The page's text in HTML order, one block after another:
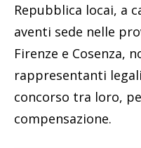
Repubblica locai, a
aventi sede nelle
Firenze e Cosenza,
rappresentanti
concorso tra loro,
compensazione.